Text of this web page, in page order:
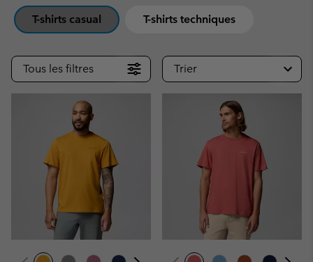
T-shirts casual T-shirts techniques
Tous les filtres Trier